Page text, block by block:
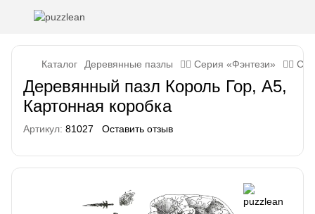
Каталог Деревянные пазлы 🧙‍♂️ Серия «Фэнтези» 🧙‍♂️
Деревянный пазл Король Гор, А5,
Картонная коробка
Артикул: 81027 Оставить отзыв